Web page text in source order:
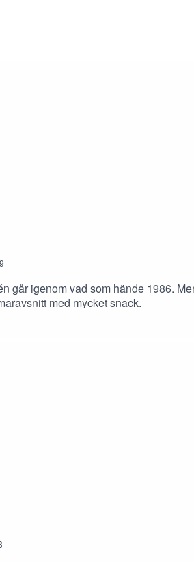
går igenom vad som hände 1986.
med mycket snack.